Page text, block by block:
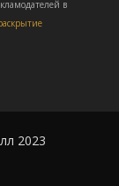
в
2023